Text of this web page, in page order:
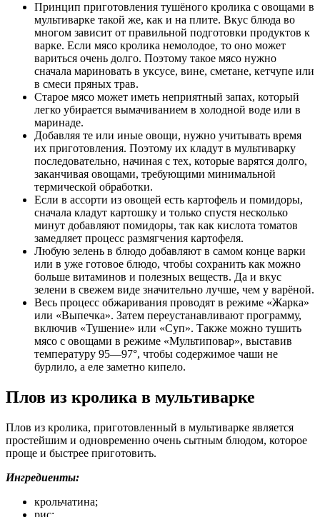
Принцип приготовления тушёного кролика с овощами в
мультиварке такой же, как и на плите. Вкус блюда во
многом зависит от правильной подготовки продуктов к
варке. Если мясо кролика немолодое, то оно может
вариться очень долго. Поэтому такое мясо нужно
сначала мариновать в уксусе, вине, сметане, кетчупе или
в смеси пряных трав.
Старое мясо может иметь неприятный запах, который
легко убирается вымачиванием в холодной воде или в
маринаде.
Добавляя те или иные овощи, нужно учитывать время
их приготовления. Поэтому их кладут в мультиварку
последовательно, начиная с тех, которые варятся долго,
заканчивая овощами, требующими минимальной
термической обработки.
Если в ассорти из овощей есть картофель и помидоры,
сначала кладут картошку и только спустя несколько
минут добавляют помидоры, так как кислота томатов
замедляет процесс размягчения картофеля.
Любую зелень в блюдо добавляют в самом конце варки
или в уже готовое блюдо, чтобы сохранить как можно
больше витаминов и полезных веществ. Да и вкус
зелени в свежем виде значительно лучше, чем у варёной.
Весь процесс обжаривания проводят в режиме «Жарка»
или «Выпечка». Затем переустанавливают программу,
включив «Тушение» или «Суп». Также можно тушить
мясо с овощами в режиме «Мультиповар», выставив
температуру 95—97°, чтобы содержимое чаши не
бурлило, а еле заметно кипело.
Плов из кролика в мультиварке
Плов из кролика, приготовленный в мультиварке является
простейшим и одновременно очень сытным блюдом, которое
проще и быстрее приготовить.
Ингредиенты:
крольчатина;
рис;